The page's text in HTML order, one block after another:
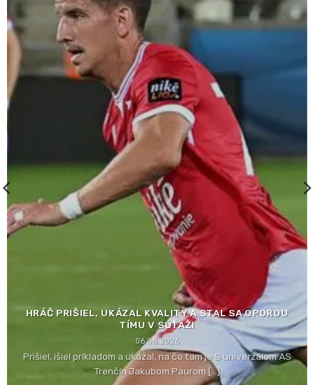
HRÁČ PRIŠIEL, UKÁZAL KVALITY A STAL SA OPOROU
TÍMU V SÚŤAŽI
06.08.2026
Prišiel, išiel príkladom a ukázal, na čo tam je S univerzálom AS
Trenčín Jakubom Paurom [...]